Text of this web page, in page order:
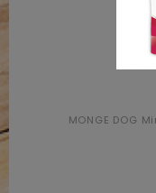
MONGE DOG